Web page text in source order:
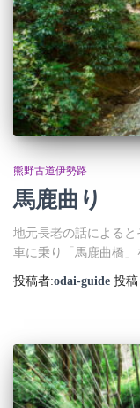
熊野古道伊勢路
馬鹿曲り
地元長老の話による
車に乗り「馬鹿曲橋」
投稿者:odai-guide 投